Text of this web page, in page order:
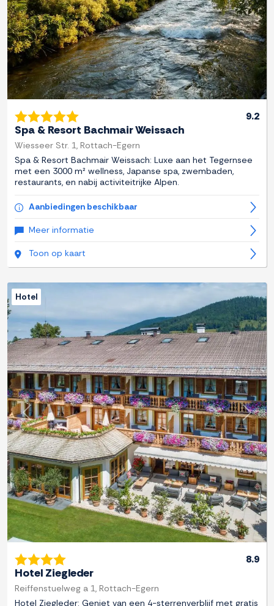
9.2
Spa & Resort Bachmair Weissach
Wiesseer Str. 1, Rottach-Egern
Spa & Resort Bachmair Weissach: Luxe aan het Tegernsee
met een 3000 m² wellness, Japanse spa, zwembaden,
restaurants, en nabij activiteitrijke Alpen.
Aanbiedingen beschikbaar
Meer informatie
Toon op kaart
Previous Next
Hotel
8.9
Hotel Ziegleder
Reiffenstuelweg a 1, Rottach-Egern
Hotel Ziegleder: Geniet van een 4-sterrenverblijf met gratis